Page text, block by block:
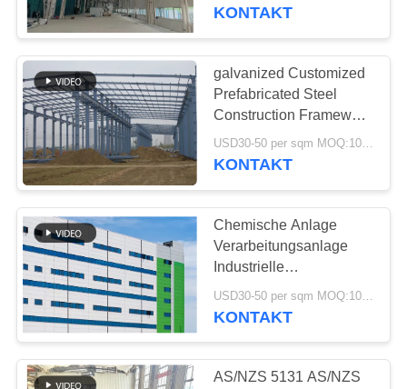
UNS
WERKSBESICHTIGUNG
QUALITÄTSKONTROLLE
KONTAKT
NEUIGKEITEN
FÄLLE
SITEMAP
Stahlkonstruktion
Lager
198
Architektonischer
Baustahl
KONTAKT
galvanized Customized
Prefabricated Steel
Construction Framework
Building Supply Delivery
USD30-50 per sqm MOQ:1000 Quadratmeter
KONTAKT
Chemische Anlage
Verarbeitungsanlage
Industrielle
Lüftungsleitungen
Stahlkonstruktion
KONTAKT
AS/NZS 5131 AS/NZS